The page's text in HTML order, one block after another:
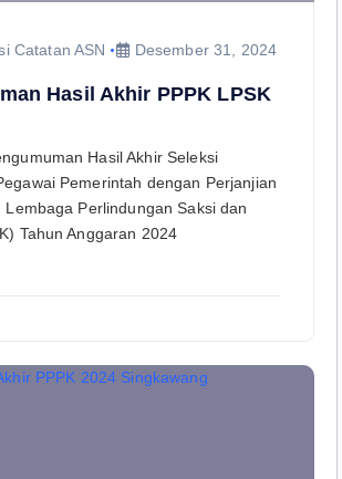
Catatan ASN Desember 31, 2024
Hasil Akhir PPPK LPSK
Hasil Akhir Seleksi
Pemerintah dengan Perjanjian
Lembaga Perlindungan Saksi dan
Tahun Anggaran 2024